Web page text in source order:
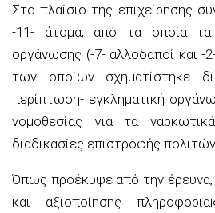
Στο πλαίσιο της επιχείρησης
-11- άτομα, από τα οποία τα
οργάνωσης (-7- αλλοδαποί και -
των οποίων σχηματίστηκε
περίπτωση- εγκληματική
νομοθεσίας για τα
διαδικασίες επιστροφής
Όπως προέκυψε από την έρευνα,
και αξιοποίησης